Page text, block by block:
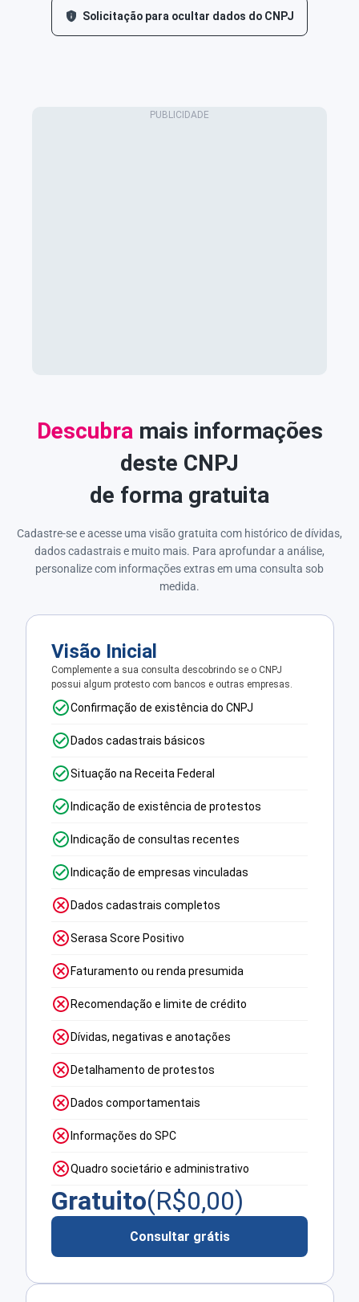
Solicitação para ocultar dados do CNPJ
Descubra mais informações
deste CNPJ
de forma gratuita
Cadastre-se e acesse uma visão gratuita com histórico de dívidas,
dados cadastrais e muito mais. Para aprofundar a análise,
personalize com informações extras em uma consulta sob
medida.
Visão Inicial
Complemente a sua consulta descobrindo se o CNPJ
possui algum protesto com bancos e outras empresas.
Confirmação de existência do CNPJ
Dados cadastrais básicos
Situação na Receita Federal
Indicação de existência de protestos
Indicação de consultas recentes
Indicação de empresas vinculadas
Dados cadastrais completos
Serasa Score Positivo
Faturamento ou renda presumida
Recomendação e limite de crédito
Dívidas, negativas e anotações
Detalhamento de protestos
Dados comportamentais
Informações do SPC
Quadro societário e administrativo
Gratuito(R$0,00)
Consultar grátis